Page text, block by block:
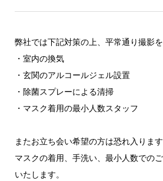
弊社では下記対策の上、平常通り撮影を
・室内の換気
・玄関のアルコールジェル設置
・除菌スプレーによる清掃
・マスク着用の最小人数スタッフ
またお立ち会い希望の方は恐れ入りま
マスクの着用、手洗い、最小人数での
いたします。